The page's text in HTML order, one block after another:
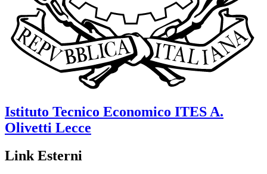
Istituto Tecnico Economico ITES A.
Olivetti Lecce
Link Esterni